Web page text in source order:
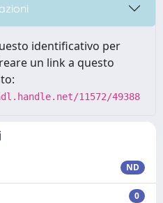
identificativo per
un link a questo
11572/49388
ND
0